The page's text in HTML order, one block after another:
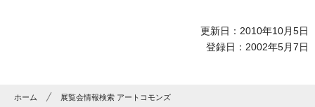
更新日：2010年10月5日
登録日：2002年5月7日
ホーム
展覧会情報検索 アートコモンズ